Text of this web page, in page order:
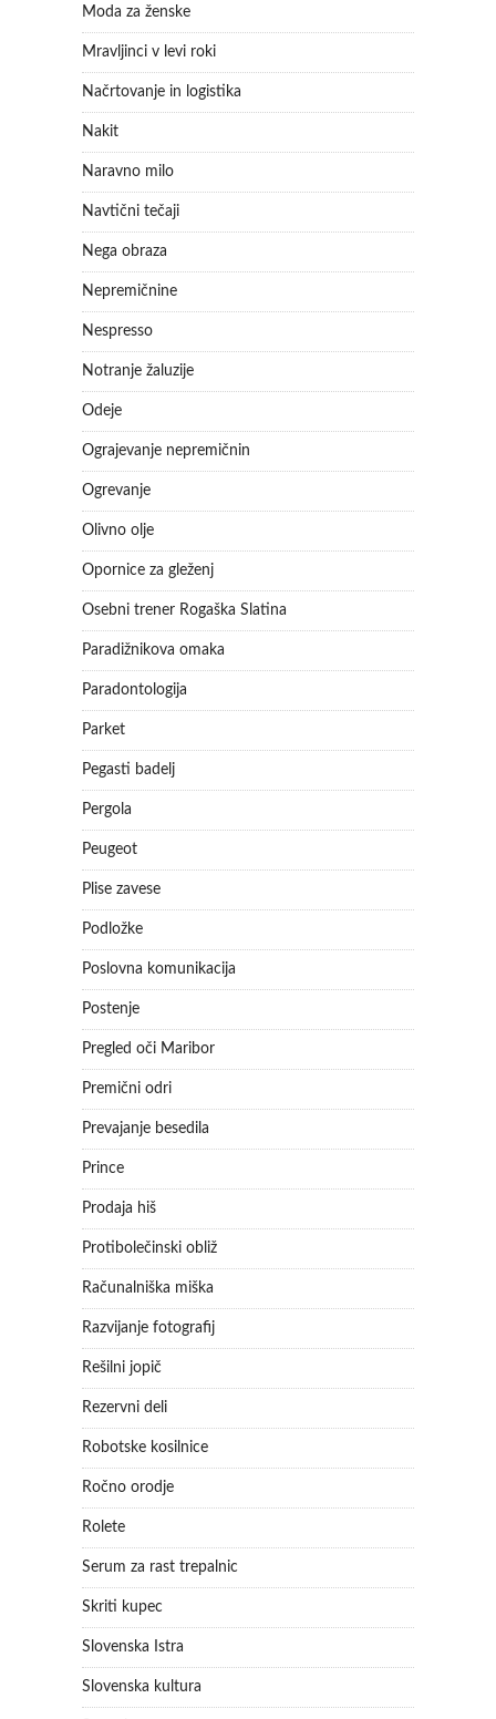
Moda za ženske
Mravljinci v levi roki
Načrtovanje in logistika
Nakit
Naravno milo
Navtični tečaji
Nega obraza
Nepremičnine
Nespresso
Notranje žaluzije
Odeje
Ograjevanje nepremičnin
Ogrevanje
Olivno olje
Opornice za gleženj
Osebni trener Rogaška Slatina
Paradižnikova omaka
Paradontologija
Parket
Pegasti badelj
Pergola
Peugeot
Plise zavese
Podložke
Poslovna komunikacija
Postenje
Pregled oči Maribor
Premični odri
Prevajanje besedila
Prince
Prodaja hiš
Protibolečinski obliž
Računalniška miška
Razvijanje fotografij
Rešilni jopič
Rezervni deli
Robotske kosilnice
Ročno orodje
Rolete
Serum za rast trepalnic
Skriti kupec
Slovenska Istra
Slovenska kultura